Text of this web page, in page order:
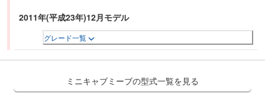
2011年(平成23年)12月モデル
グレード一覧
ミニキャブミーブの型式一覧を見る